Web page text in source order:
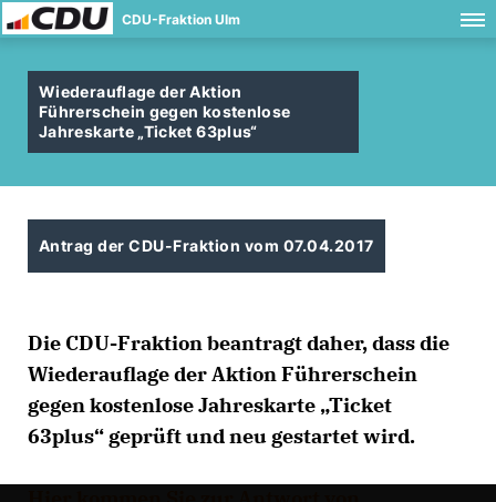
CDU-Fraktion Ulm
Wiederauflage der Aktion
Führerschein gegen kostenlose
Jahreskarte „Ticket 63plus“
Antrag der CDU-Fraktion vom 07.04.2017
Die CDU-Fraktion beantragt daher, dass die
Wiederauflage der Aktion Führerschein
gegen kostenlose Jahreskarte „Ticket
63plus“ geprüft und neu gestartet wird.